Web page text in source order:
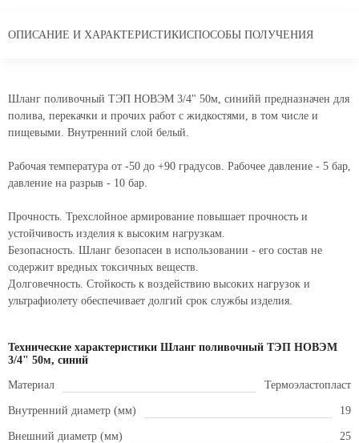
ОПИСАНИЕ И ХАРАКТЕРИСТИКИСПОСОБЫ ПОЛУЧЕНИЯ
Шланг поливочный ТЭП НОВЭМ 3/4" 50м, синийй предназначен для
полива, перекачки и прочих работ с жидкостями, в том числе и
пищевыми. Внутренний слой белый.
Рабочая температура от -50 до +90 градусов. Рабочее давление - 5 бар,
давление на разрыв - 10 бар.
Прочность. Трехслойное армирование повышает прочность и
устойчивость изделия к высоким нагрузкам.
Безопасность. Шланг безопасен в использовании - его состав не
содержит вредных токсичных веществ.
Долговечность. Стойкость к воздействию высоких нагрузок и
ультрафиолету обеспечивает долгий срок службы изделия.
Технические характеристики Шланг поливочный ТЭП НОВЭМ
3/4" 50м, синий
Материал Термоэластопласт
Внутренний диаметр (мм) 19
Внешний диаметр (мм) 25